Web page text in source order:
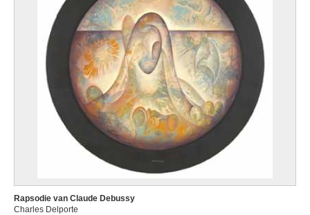
Rapsodie van Claude Debussy
Charles Delporte